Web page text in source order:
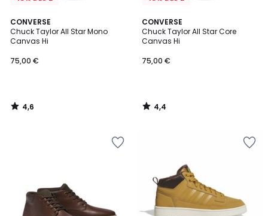
CONVERSE
Chuck Taylor All Star Mono
Canvas Hi
75,00 €
4,6
/ 5
4,6
/
CONVERSE
Chuck Taylor All Star Core
Canvas Hi
75,00 €
4,4
/ 5
4,4
/